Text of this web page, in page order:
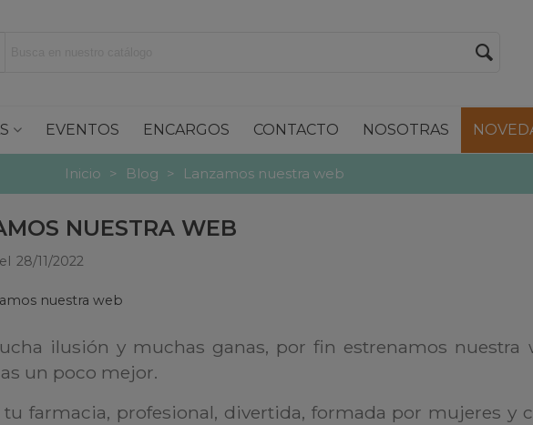
EVENTOS ENCARGOS CONTACTO NOSOTRAS
Inicio > Blog > Lanzamos nuestra web
NUESTRA WEB
28/11/2022
ilusión y muchas ganas, por fin estrenamos nuestra
un poco mejor.
tu farmacia, profesional, divertida, formada por mujeres y